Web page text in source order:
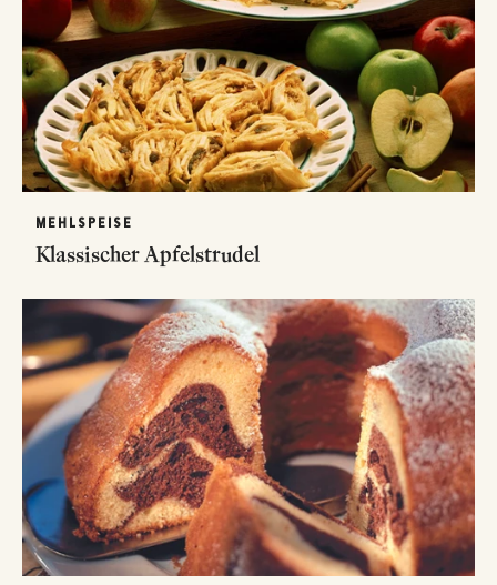
MEHLSPEISE
Klassischer Apfelstrudel